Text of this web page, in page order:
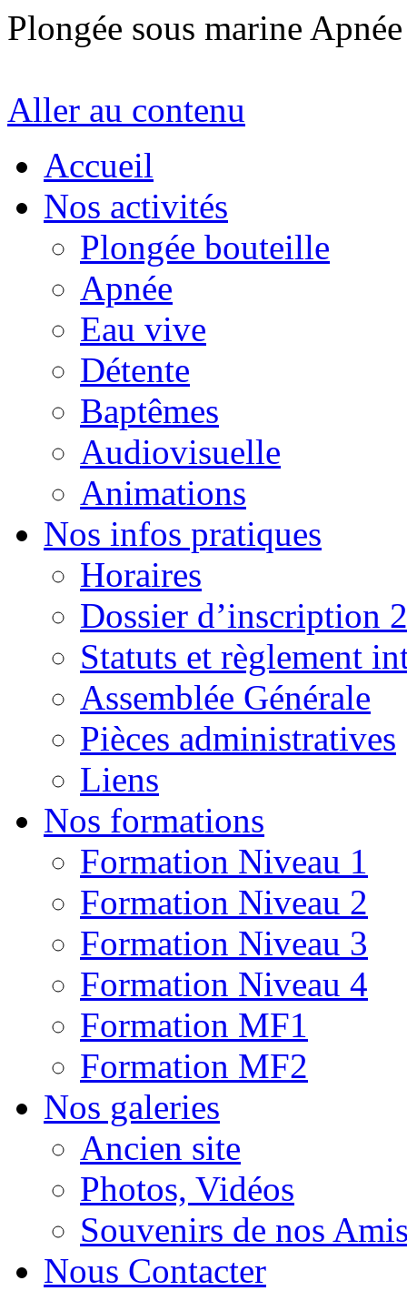
Plongée sous marine
Aller au contenu
Accueil
Nos activités
Plongée bouteille
Apnée
Eau vive
Détente
Baptêmes
Audiovisuelle
Animations
Nos infos pratiques
Horaires
Dossier d’inscription
Statuts et règlement
Assemblée Générale
Pièces administratives
Liens
Nos formations
Formation Niveau 1
Formation Niveau 2
Formation Niveau 3
Formation Niveau 4
Formation MF1
Formation MF2
Nos galeries
Ancien site
Photos, Vidéos
Souvenirs de nos
Nous Contacter